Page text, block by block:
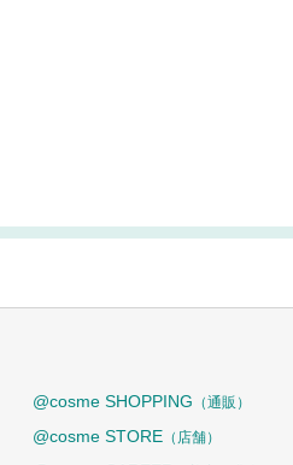
@cosme SHOPPING （通販）
@cosme STORE （店舗）